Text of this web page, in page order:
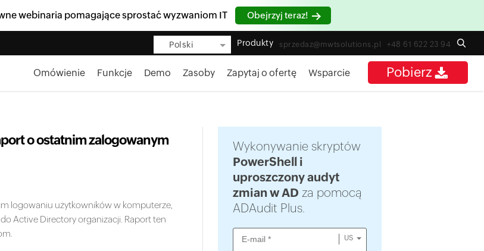
webinaria pomagające sprostać wyzwaniom IT Obejrzyj teraz!
Polski Produkty sprzedaz@mwtsolutions.pl +48 61 622 23 94
Pobierz
Omówienie Funkcje Demo Zasoby Zapytaj o ofertę Wsparcie
o ostatnim zalogowanym
logowaniu użytkowników w komputerze,
Active Directory organizacji. Raport ten
Wykonywanie skryptów
PowerShell i
uproszczony audyt
zmian w AD za pomocą
ADAudit Plus.
US